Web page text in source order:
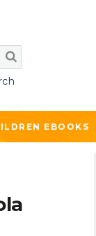
EBOOKS